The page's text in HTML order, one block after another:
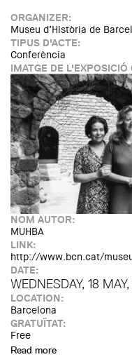
ORGANIZER:
Museu d’Història de
TIPUS D'ACTE:
Conferència
IMATGE DE L'EXPOSICIÓ
NOM AUTOR:
MUHBA
LINK:
http://www.bcn.cat/
DATE:
WEDNESDAY, 18
LOCATION:
Barcelona
GRATUÏTAT:
Free
Read more